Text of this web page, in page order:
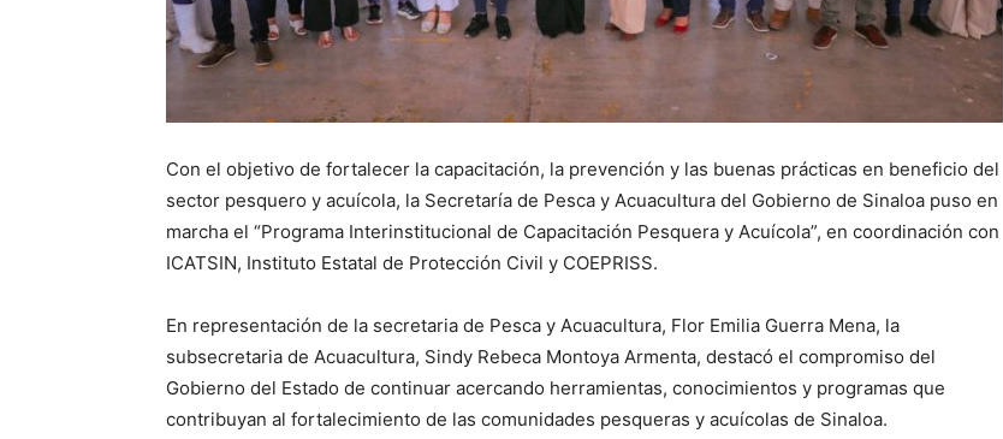
Con el objetivo de fortalecer la capacitación, la prevención y las buenas prácticas en beneficio del
sector pesquero y acuícola, la Secretaría de Pesca y Acuacultura del Gobierno de Sinaloa puso en
marcha el “Programa Interinstitucional de Capacitación Pesquera y Acuícola”, en coordinación con
ICATSIN, Instituto Estatal de Protección Civil y COEPRISS.
En representación de la secretaria de Pesca y Acuacultura, Flor Emilia Guerra Mena, la
subsecretaria de Acuacultura, Sindy Rebeca Montoya Armenta, destacó el compromiso del
Gobierno del Estado de continuar acercando herramientas, conocimientos y programas que
contribuyan al fortalecimiento de las comunidades pesqueras y acuícolas de Sinaloa.